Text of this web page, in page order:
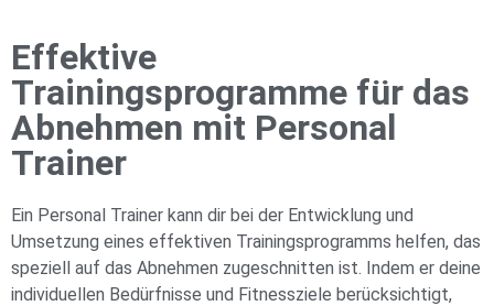
Effektive
Trainingsprogramme für das
Abnehmen mit Personal
Trainer
Ein Personal Trainer kann dir bei der Entwicklung und
Umsetzung eines effektiven Trainingsprogramms helfen, das
speziell auf das Abnehmen zugeschnitten ist. Indem er deine
individuellen Bedürfnisse und Fitnessziele berücksichtigt,